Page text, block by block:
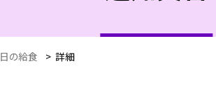
の給食 > 詳細